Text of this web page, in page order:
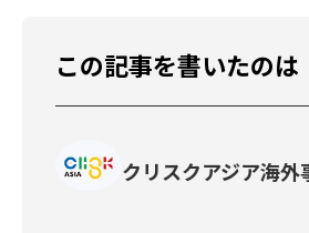
この記事を書いたのは
クリスクアジア海外